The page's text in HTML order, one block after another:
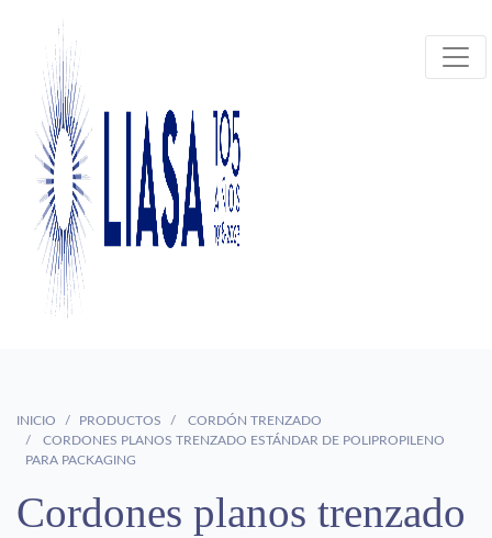
INICIO PRODUCTOS
CORDÓN TRENZADO
CORDONES PLANOS TRENZADO ESTÁNDAR DE POLIPROPILENO
PARA PACKAGING
Cordones planos trenzado